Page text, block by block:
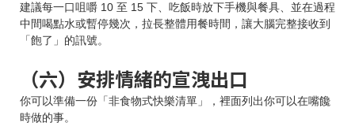
建議每一口咀嚼 10 至 15 下、吃飯時放下手機與餐具、並在過程
中間喝點水或暫停幾次，拉長整體用餐時間，讓大腦完整接收到
「飽了」的訊號。
（六）安排情緒的宣洩出口
你可以準備一份「非食物式快樂清單」，裡面列出你可以在嘴饞
時做的事。